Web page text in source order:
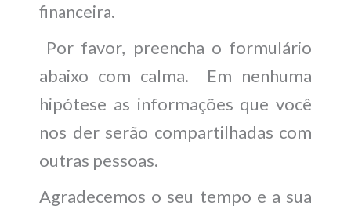
financeira.
Por favor, preencha o formulário
abaixo com calma. Em nenhuma
hipótese as informações que você
nos der serão compartilhadas com
outras pessoas.
Agradecemos o seu tempo e a sua